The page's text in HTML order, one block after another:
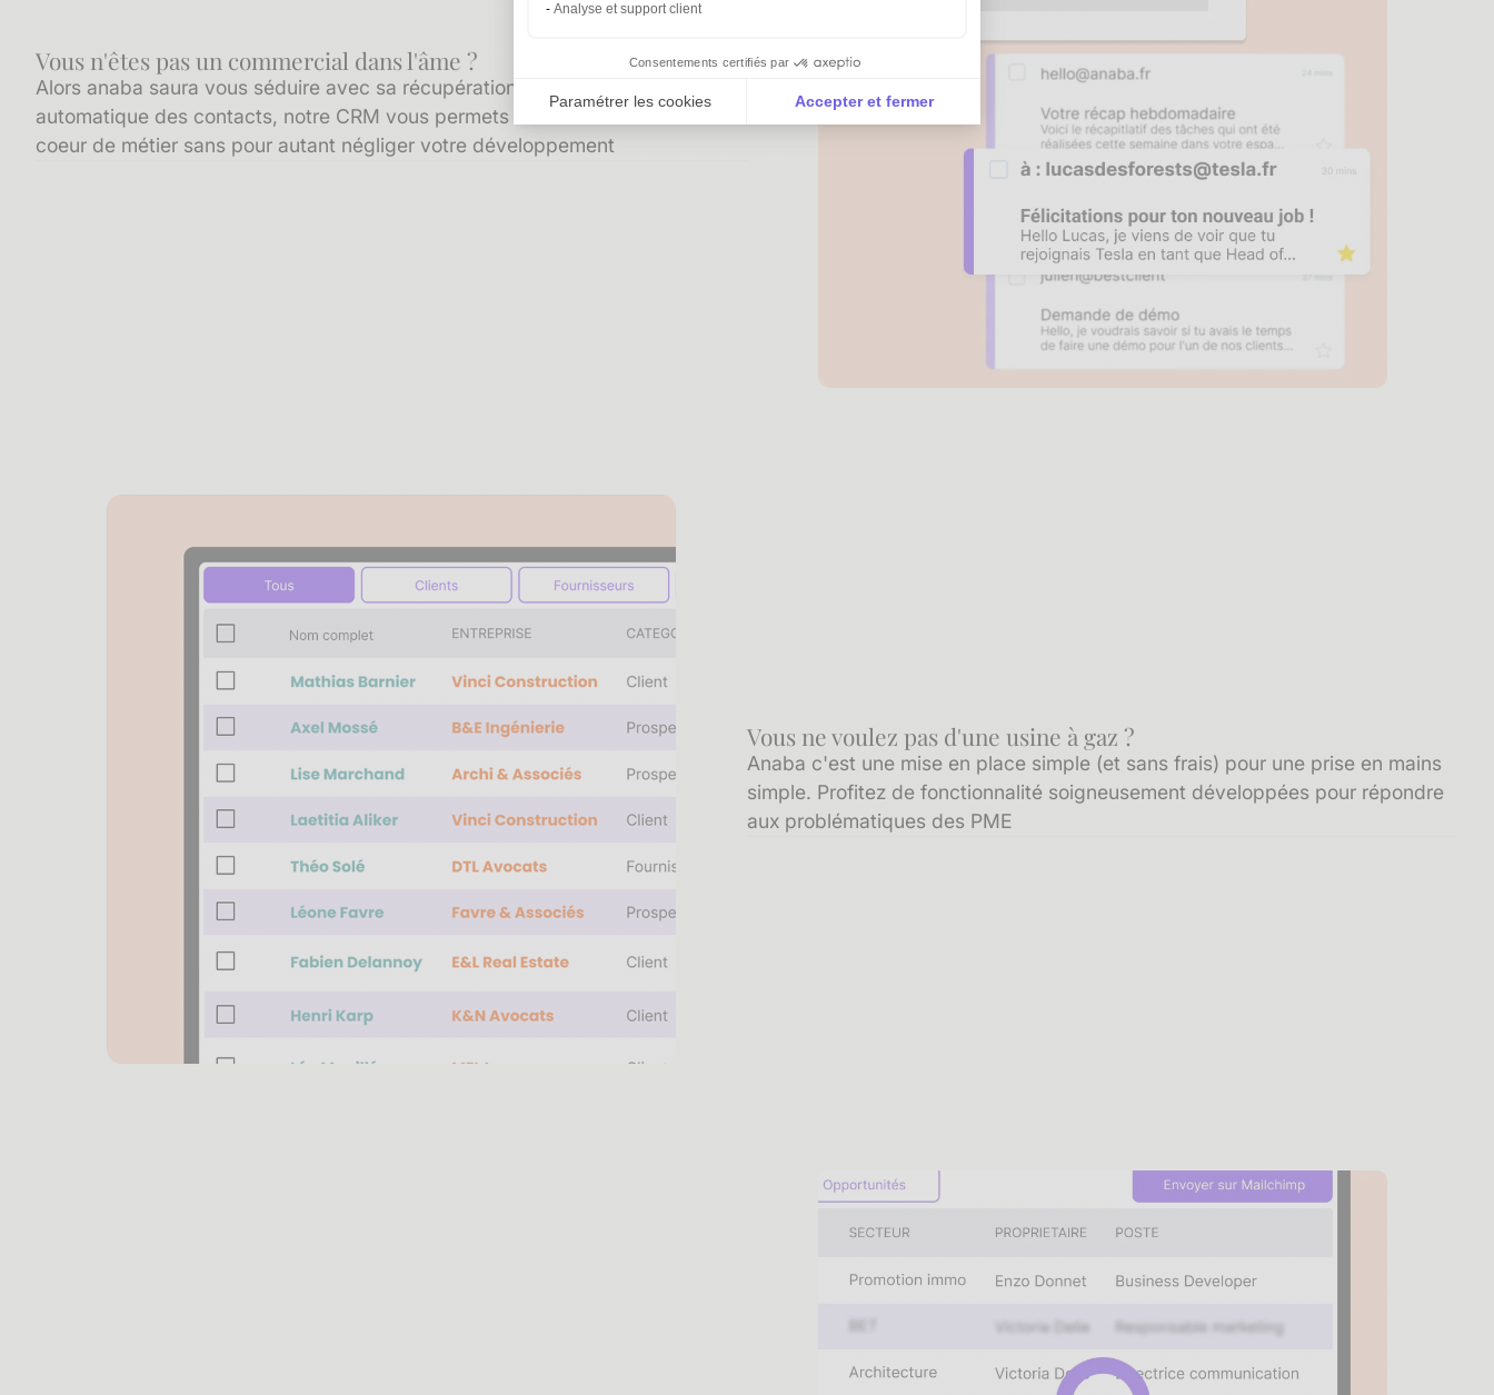
Analyse et support client
Consentements certifiés par
Paramétrer les cookies Accepter et fermer
Axeptio consent
Plateforme de Gestion du Consentement : Personnalisez vos Options
Notre plateforme vous permet d'adapter et de gérer vos paramètres de confidentialité, en garantissant la
Vous n'êtes pas un commercial dans l'âme ?
Alors anaba saura vous séduire avec sa récupération et mise à jour
automatique des contacts, notre CRM vous permets de rester focus sur votre
coeur de métier sans pour autant négliger votre développement
Vous ne voulez pas d'une usine à gaz ?
Anaba c'est une mise en place simple (et sans frais) pour une prise en mains
simple. Profitez de fonctionnalité soigneusement développées pour répondre
aux problématiques des PME